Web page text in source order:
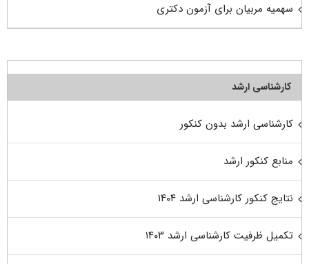
سهمیه مربیان برای آزمون دکتری
کارشناسی ارشد
کارشناسی ارشد بدون کنکور
منابع کنکور ارشد
نتایج کنکور کارشناسی ارشد ۱۴۰۴
تکمیل ظرفیت کارشناسی ارشد ۱۴۰۳